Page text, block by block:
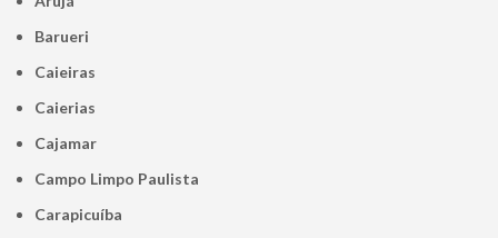
Barueri
Caieiras
Caierias
Cajamar
Campo Limpo Paulista
Carapicuíba